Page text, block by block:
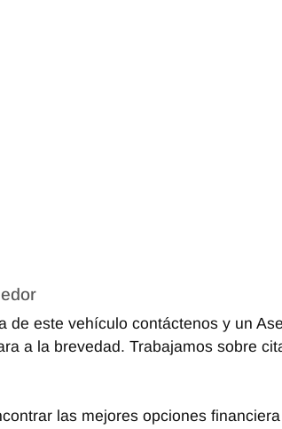
de este vehículo contáctenos y un
a la brevedad. Trabajamos sobre
las mejores opciones financiera